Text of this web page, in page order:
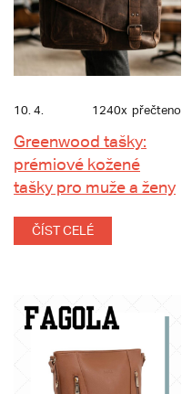
10. 4. 1240x přečteno
Greenwood tašky:
prémiové kožené
tašky pro muže a ženy
ČÍST CELÉ